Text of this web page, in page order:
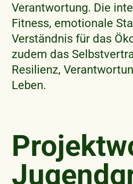
Verantwortung. Die
Fitness, emotionale
Verständnis für das
zudem das
Resilienz,
Leben.